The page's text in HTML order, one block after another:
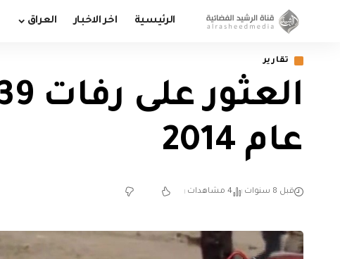
الرئيسية اخر الاخبار العراق
تقارير
عام 2014
قبل 8 سنوات 4 مشاهدات